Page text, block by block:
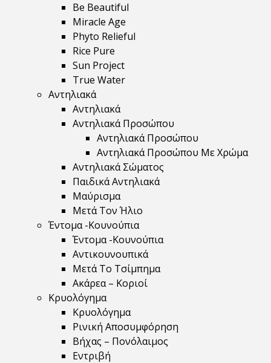
Be Beautiful
Miracle Age
Phyto Relieful
Rice Pure
Sun Project
True Water
Αντηλιακά
Αντηλιακά
Αντηλιακά Προσώπου
Αντηλιακά Προσώπου
Αντηλιακά Προσώπου Με Χρώμα
Αντηλιακά Σώματος
Παιδικά Αντηλιακά
Μαύρισμα
Mετά Τον Ήλιο
Έντομα -Κουνούπια
Έντομα -Κουνούπια
Αντικουνουπικά
Μετά Το Τσίμπημα
Ακάρεα – Κοριοί
Κρυολόγημα
Κρυολόγημα
Ρινική Αποσυμφόρηση
Βήχας – Πονόλαιμος
Εντριβή